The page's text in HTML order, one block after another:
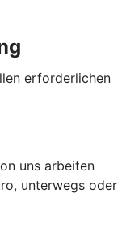
erforderlichen
uns arbeiten
unterwegs oder